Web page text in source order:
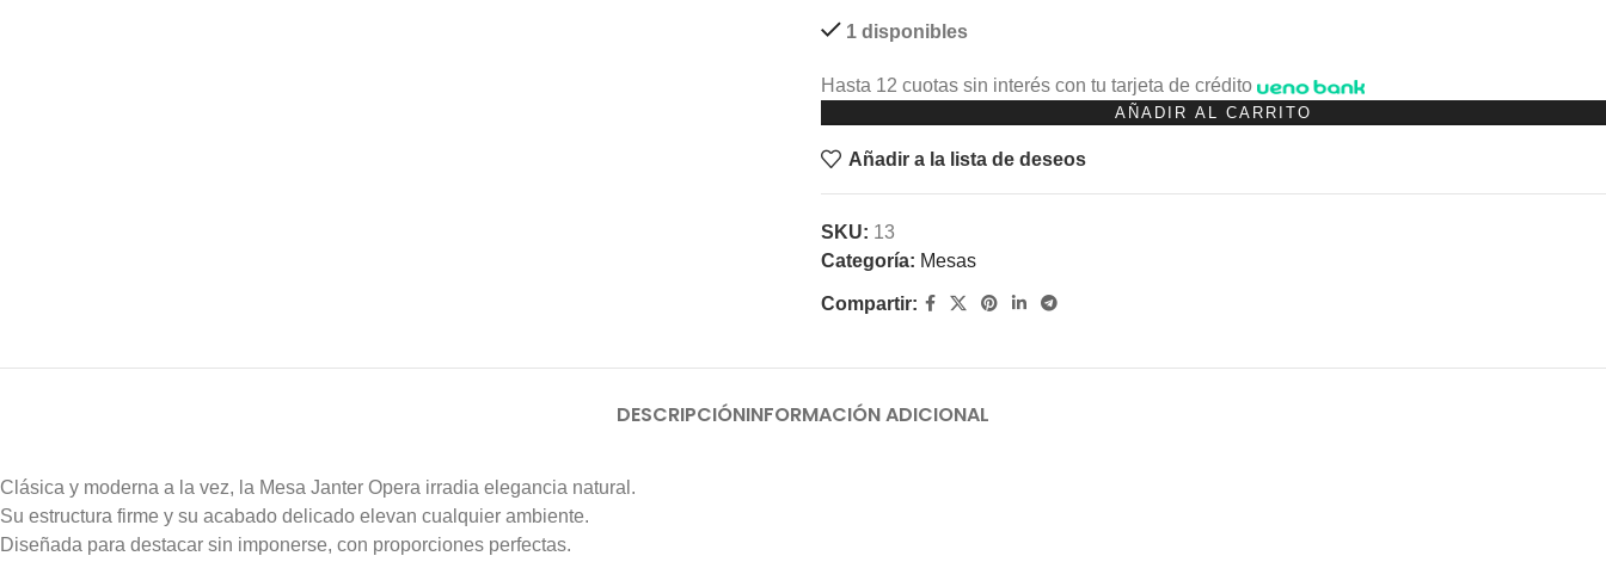
1 disponibles
Hasta 12 cuotas sin interés con tu tarjeta de crédito
AÑADIR AL CARRITO
Añadir a la lista de deseos
SKU: 13
Categoría: Mesas
Compartir:
DESCRIPCIÓNINFORMACIÓN ADICIONAL
Clásica y moderna a la vez, la Mesa Janter Opera irradia elegancia natural.
Su estructura firme y su acabado delicado elevan cualquier ambiente.
Diseñada para destacar sin imponerse, con proporciones perfectas.